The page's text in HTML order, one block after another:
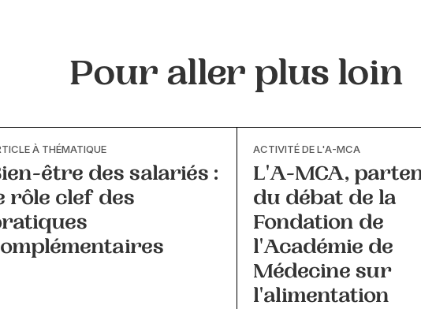
Pour aller plus loin
À THÉMATIQUE
être des salariés :
rôle clef des
ACTIVITÉ DE L'A-MCA
L'A-MCA,
du débat de la
Fondation de
l'Académie de
Médecine sur
l'alimentation